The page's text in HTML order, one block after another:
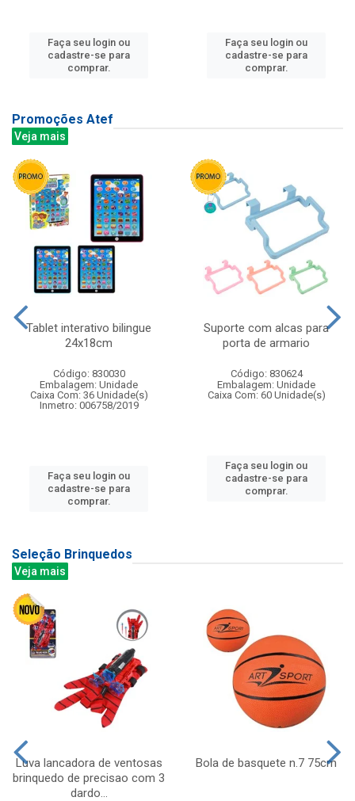
Faça seu login ou
cadastre-se para
comprar.
Faça seu login ou
cadastre-se para
comprar.
Promoções Atef
Veja mais
Tablet interativo bilingue
24x18cm
Código: 830030
Embalagem: Unidade
Caixa Com: 36 Unidade(s)
Inmetro: 006758/2019
Faça seu login ou
cadastre-se para
comprar.
Suporte com alcas para
porta de armario
Código: 830624
Embalagem: Unidade
Caixa Com: 60 Unidade(s)
Faça seu login ou
cadastre-se para
comprar.
Seleção Brinquedos
Veja mais
Luva lancadora de ventosas
brinquedo de precisao com 3
dardo...
Bola de basquete n.7 75cm